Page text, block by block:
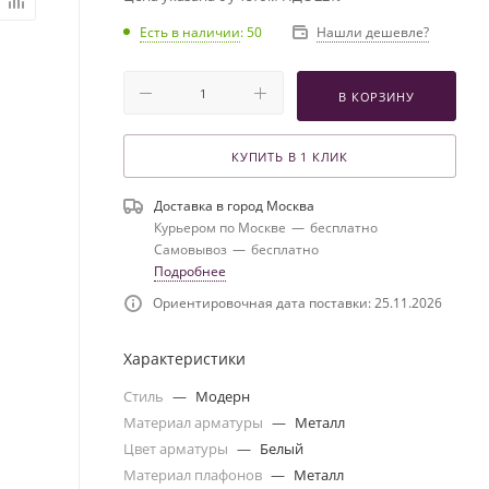
Есть в наличии: 50 Нашли дешевле?
В КОРЗИНУ
КУПИТЬ В 1 КЛИК
Доставка в город Москва
Курьером по Москве — бесплатно
Самовывоз — бесплатно
Подробнее
Ориентировочная дата поставки: 25.11.2026
Характеристики
Стиль — Модерн
Материал арматуры — Металл
Цвет арматуры — Белый
Материал плафонов — Металл